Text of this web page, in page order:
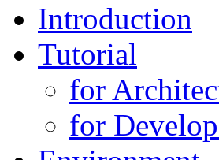
Introduction
Tutorial
for
for